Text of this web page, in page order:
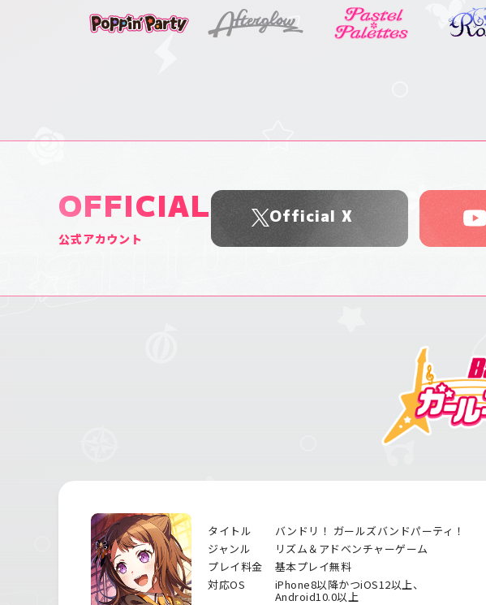
OFFICIAL
公式アカウント
Official X
タイトル
バンドリ！ ガールズバンドパーティ！
ジャンル
リズム＆アドベンチャーゲーム
プレイ料金
基本プレイ無料
対応OS
iPhone8以降かつiOS12以上、
Android10.0以上